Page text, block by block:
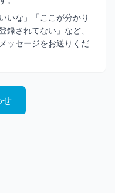
いな」「ここが分かり
録されてない」など、
ッセージをお送りくだ
せ